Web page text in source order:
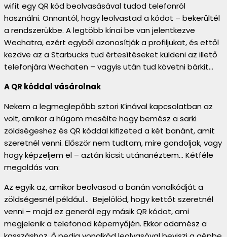
wifit egy QR kód beolvasásával tudod telefonról
használni. Onnantól, hogy leolvastad a kódot – bekerültél
a rendszerükbe. A legtöbb kínai be van jelentkezve
Wechatra, ezért egyből azonosítják a profiljukat, és ettől
kezdve az a Starbucks tud értesítéseket küldeni az illető
telefonjára Wechaten – vagyis után tud követni bárkit…
A QR kóddal vásárolnak
Nekem a legmeglepőbb sztori Kínával kapcsolatban az
volt, amikor a húgom mesélte hogy bemész a sarki
zöldségeshez és QR kóddal kifizeted a két banánt, amit
szeretnél venni. Először nem tudtam, mire gondoljak, vagy
hogy képzeljem el – aztán kicsit utánanéztem… Kétféle
megoldás van:
Az egyik az, amikor beolvasod a banán vonalkódját a
zöldségesnél például… Bejelölöd, hogy kettőt szeretnél
venni – majd ez generál egy másik QR kódot, ami
megjelenik a telefonod képernyőjén. Ekkor odamész a